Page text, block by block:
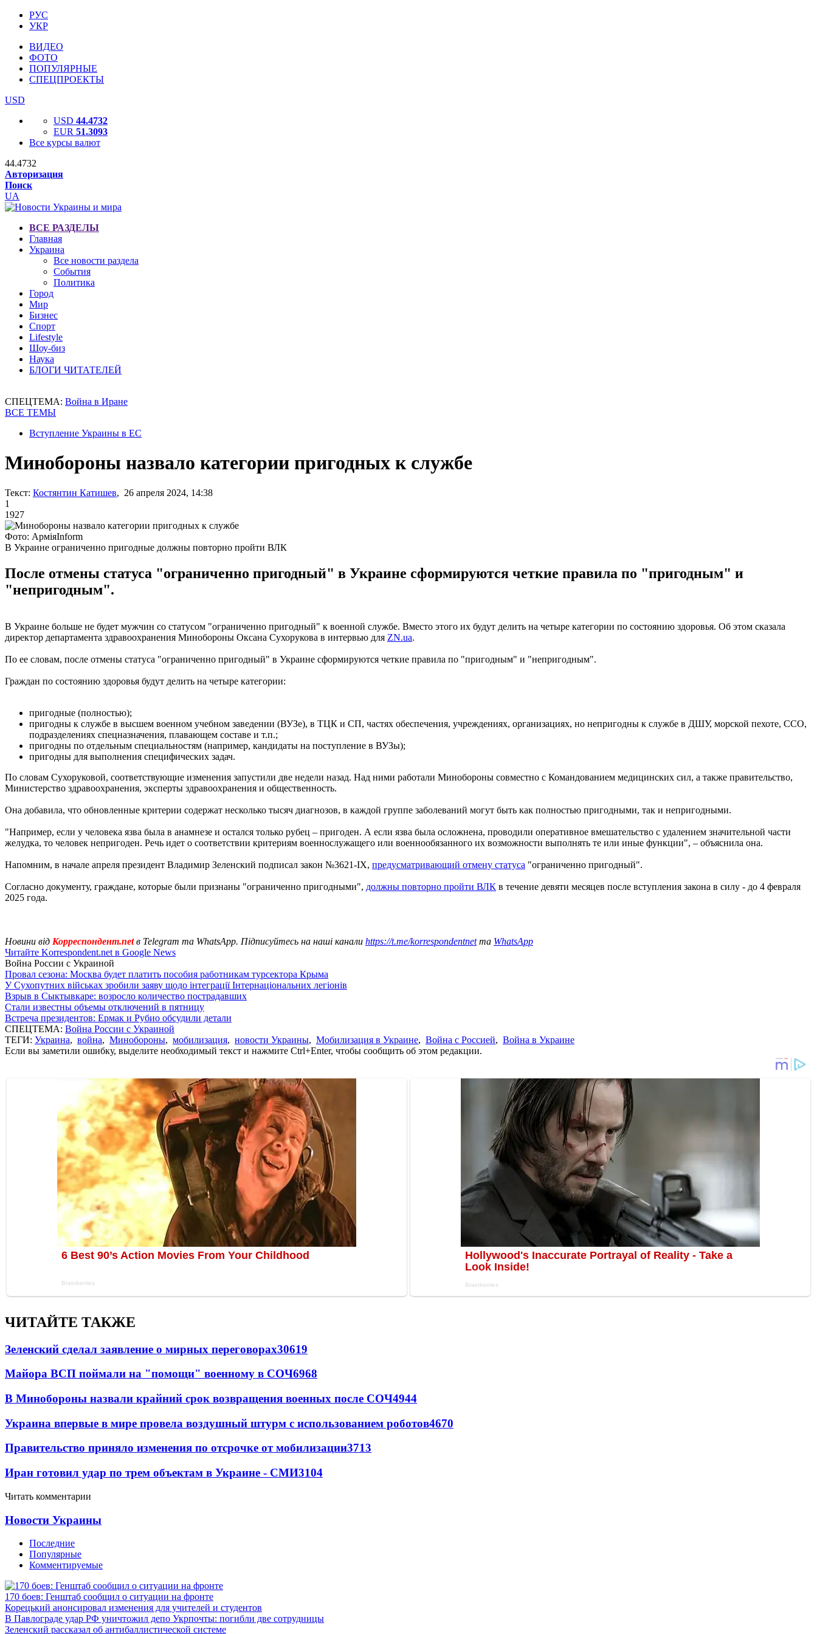
РУС
УКР
ВИДЕО
ФОТО
ПОПУЛЯРНЫЕ
СПЕЦПРОЕКТЫ
USD
USD 44.4732
EUR 51.3093
Все курсы валют
44.4732
Авторизация
Поиск
UA
ВСЕ РАЗДЕЛЫ
Главная
Украина
Все новости раздела
События
Политика
Город
Мир
Бизнес
Спорт
Lifestyle
Шоу-биз
Наука
БЛОГИ ЧИТАТЕЛЕЙ
СПЕЦТЕМА: Война в Иране
ВСЕ ТЕМЫ
Вступление Украины в ЕС
Минобороны назвало категории пригодных к службе
Текст: Костянтин Катишев, 26 апреля 2024, 14:38
1
1927
Фото: АрміяІnform
В Украине ограниченно пригодные должны повторно пройти ВЛК
После отмены статуса "ограниченно пригодный" в Украине сформируются четкие правила по "пригодным" и
"непригодным".
В Украине больше не будет мужчин со статусом "ограниченно пригодный" к военной службе. Вместо этого их будут делить на четыре категории по состоянию здоровья. Об этом сказала
директор департамента здравоохранения Минобороны Оксана Сухорукова в интервью для ZN.ua.
По ее словам, после отмены статуса "ограниченно пригодный" в Украине сформируются четкие правила по "пригодным" и "непригодным".
Граждан по состоянию здоровья будут делить на четыре категории:
пригодные (полностью);
пригодны к службе в высшем военном учебном заведении (ВУЗе), в ТЦК и СП, частях обеспечения, учреждениях, организациях, но непригодны к службе в ДШУ, морской пехоте, ССО,
подразделениях спецназначения, плавающем составе и т.п.;
пригодны по отдельным специальностям (например, кандидаты на поступление в ВУЗы);
пригодны для выполнения специфических задач.
По словам Сухоруковой, соответствующие изменения запустили две недели назад. Над ними работали Минобороны совместно с Командованием медицинских сил, а также правительство,
Министерство здравоохранения, эксперты здравоохранения и общественность.
Она добавила, что обновленные критерии содержат несколько тысяч диагнозов, в каждой группе заболеваний могут быть как полностью пригодными, так и непригодными.
"Например, если у человека язва была в анамнезе и остался только рубец – пригоден. А если язва была осложнена, проводили оперативное вмешательство с удалением значительной части
желудка, то человек непригоден. Речь идет о соответствии критериям военнослужащего или военнообязанного их возможности выполнять те или иные функции", – объяснила она.
Напомним, в начале апреля президент Владимир Зеленский подписал закон №3621-IX, предусматривающий отмену статуса "ограниченно пригодный".
Согласно документу, граждане, которые были признаны "ограниченно пригодными", должны повторно пройти ВЛК в течение девяти месяцев после вступления закона в силу - до 4 февраля
2025 года.
Новини від Корреспондент.netв Telegram та WhatsApp. Підписуйтесь на наші канали https://t.me/korrespondentnetта WhatsApp
Читайте Korrespondent.net в Google News
Война России с Украиной
Провал сезона: Москва будет платить пособия работникам турсектора Крыма
У Сухопутних військах зробили заяву щодо інтеграції Інтернаціональних легіонів
Взрыв в Сыктывкаре: возросло количество пострадавших
Стали известны объемы отключений в пятницу
Встреча президентов: Ермак и Рубио обсудили детали
СПЕЦТЕМА: Война России с Украиной
ТЕГИ: Украина, война, Минобороны, мобилизация, новости Украины, Мобилизация в Украине, Война с Россией, Война в Украине
Если вы заметили ошибку, выделите необходимый текст и нажмите Ctrl+Enter, чтобы сообщить об этом редакции.
ЧИТАЙТЕ ТАКЖЕ
Зеленский сделал заявление о мирных переговорах30619
Майора ВСП поймали на "помощи" военному в СОЧ6968
В Минобороны назвали крайний срок возвращения военных после СОЧ4944
Украина впервые в мире провела воздушный штурм с использованием роботов4670
Правительство приняло изменения по отсрочке от мобилизации3713
Иран готовил удар по трем объектам в Украине - СМИ3104
Читать комментарии
Новости Украины
Последние
Популярные
Комментируемые
170 боев: Генштаб сообщил о ситуации на фронте
Корецький анонсировал изменения для учителей и студентов
В Павлограде удар РФ уничтожил депо Укрпочты: погибли две сотрудницы
Зеленский рассказал об антибаллистической системе